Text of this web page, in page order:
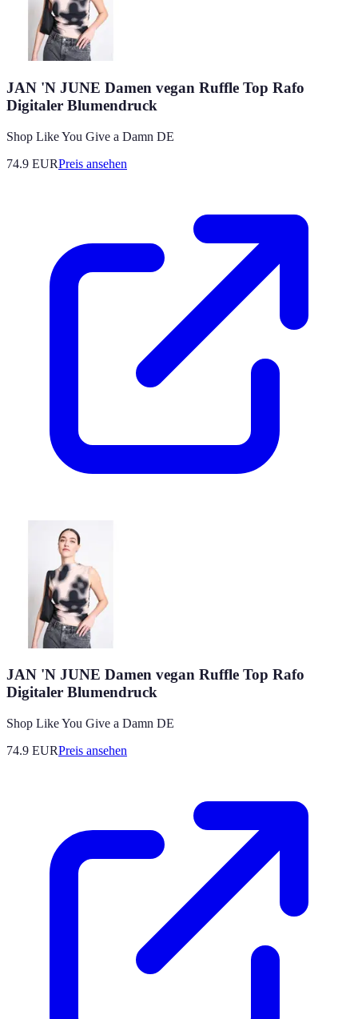
JAN 'N JUNE Damen vegan Ruffle Top Rafo
Digitaler Blumendruck
Shop Like You Give a Damn DE
74.9 EURPreis ansehen
JAN 'N JUNE Damen vegan Ruffle Top Rafo
Digitaler Blumendruck
Shop Like You Give a Damn DE
74.9 EURPreis ansehen